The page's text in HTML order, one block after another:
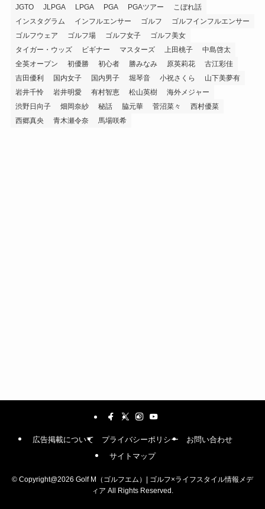
JGTO JLPGA LPGA PGA PGAツアー
こぼれ話
インスタグラム
インフルエンサー ゴルフ
ゴルフインフルエンサー
ゴルフウェア
ゴルフ場 ゴルフ女子
ゴルフ美女
タイガー・ウッズ
ビギナー マスターズ 上田桃子
中島啓太
全英オープン
初優勝 初心者 勝みなみ 原英莉花
古江彩佳
吉田優利
国内女子 国内男子 堀琴音 小祝さくら
山下美夢有
岩井千怜
岩井明愛 有村智恵 松山英樹
海外メジャー
渋野日向子
畑岡奈紗 秘話 脇元華 菅沼菜々
西村優菜
西郷真央
青木瀬令奈 馬場咲希
広告掲載について プライバシーポリシー
お問い合わせ
サイトマップ
© Copyright@2026 Golf M（ゴルフエム）| ゴルフ×ライフスタイル情報メデ
ィア All Rights Reserved.